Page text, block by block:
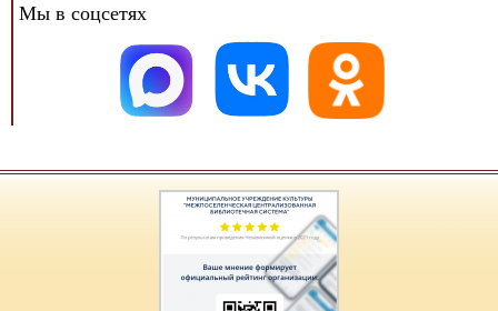
Мы в соцсетях